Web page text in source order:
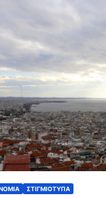
ΣΤΙΓΜΙΌΤΥΠΑ